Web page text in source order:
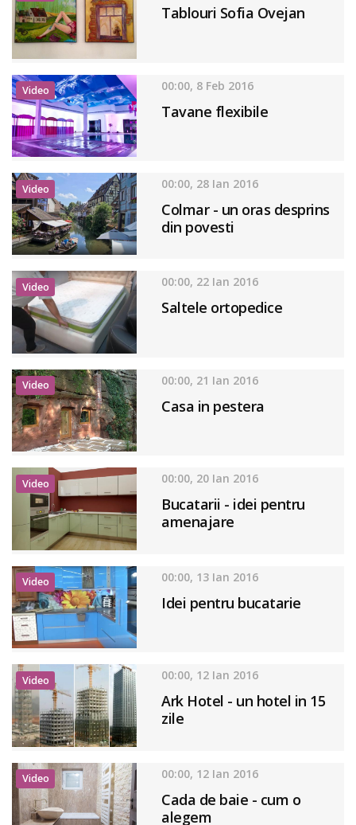
Tablouri Sofia Ovejan
Video 00:00, 8 Feb 2016
Tavane flexibile
Video 00:00, 28 Ian 2016
Colmar - un oras desprins
din povesti
Video 00:00, 22 Ian 2016
Saltele ortopedice
Video 00:00, 21 Ian 2016
Casa in pestera
Video 00:00, 20 Ian 2016
Bucatarii - idei pentru
amenajare
Video 00:00, 13 Ian 2016
Idei pentru bucatarie
Video 00:00, 12 Ian 2016
Ark Hotel - un hotel in 15
zile
Video 00:00, 12 Ian 2016
Cada de baie - cum o
alegem